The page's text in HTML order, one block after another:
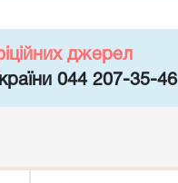
джерел
044 207-35-46